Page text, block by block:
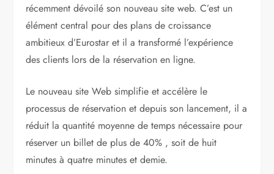
récemment dévoilé son nouveau site web. C’est un
élément central pour des plans de croissance
ambitieux d’Eurostar et il a transformé l’expérience
des clients lors de la réservation en ligne.
Le nouveau site Web simplifie et accélère le
processus de réservation et depuis son lancement, il a
réduit la quantité moyenne de temps nécessaire pour
réserver un billet de plus de 40% , soit de huit
minutes à quatre minutes et demie.